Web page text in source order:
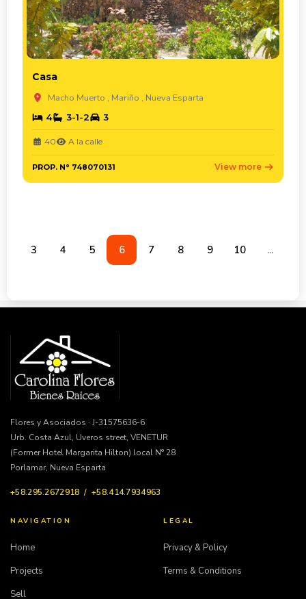
Casa
Macho Muerto , Mariño , Nueva Esparta
4 3-1-2 3
40 A la calle
PROP. N° 748070131 View more
3 4 5 6 7 8 9 10 ...
Flores y Asociados · J-31575636-6
Urb. Costa Azul, Uveros street, VENETUR
(Former Hotel Margarita Hilton) local N° 28
Porlamar, Nueva Esparta
+58.295.2672918 / +58.414.7934963
NAVIGATION
Home
Projects
Sell
LEGAL
Privacy & Policy
Terms & Conditions